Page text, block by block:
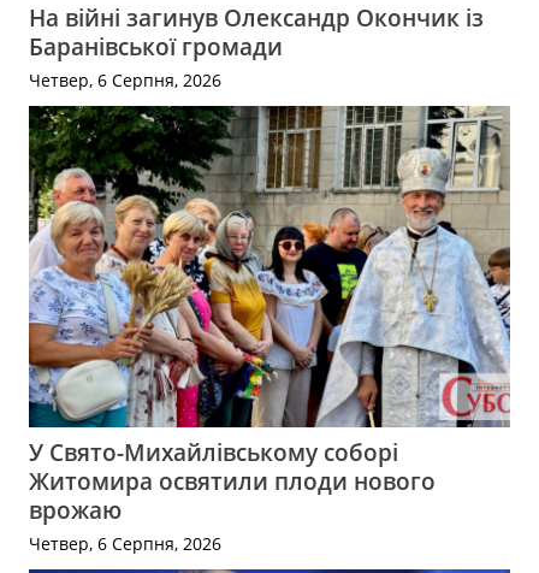
На війні загинув Олександр Окончик із
Баранівської громади
Четвер, 6 Серпня, 2026
У Свято-Михайлівському соборі
Житомира освятили плоди нового
врожаю
Четвер, 6 Серпня, 2026